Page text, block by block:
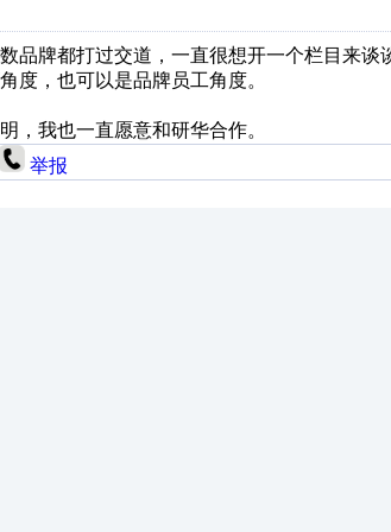
品牌都打过交道，一直很想开一个栏目来谈
度，也可以是品牌员工角度。
，我也一直愿意和研华合作。
举报